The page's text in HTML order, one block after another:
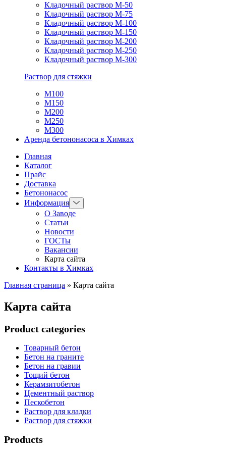
Кладочный раствор М-50
Кладочный раствор М-75
Кладочный раствор М-100
Кладочный раствор М-150
Кладочный раствор М-200
Кладочный раствор М-250
Кладочный раствор М-300
Раствор для стяжки
М100
М150
М200
М250
М300
Аренда бетононасоса в Химках
Главная
Каталог
Прайс
Доставка
Бетононасос
Информация
О Заводе
Статьи
Новости
ГОСТы
Вакансии
Карта сайта
Контакты в Химках
Главная страница » Карта сайта
Карта сайта
Product categories
Товарный бетон
Бетон на граните
Бетон на гравии
Тощий бетон
Керамзитобетон
Цементный раствор
Пескобетон
Раствор для кладки
Раствор для стяжки
Products